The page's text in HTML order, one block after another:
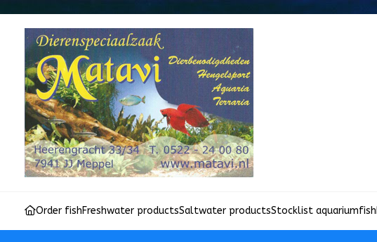
Order fishFreshwater productsSaltwater productsStocklist aquariumfish